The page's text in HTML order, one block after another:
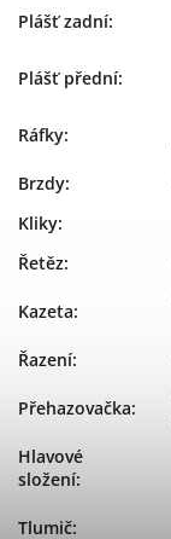
Plášť zadní:
Plášť přední:
Ráfky:
Brzdy:
Kliky:
Řetěz:
Kazeta:
Řazení:
Přehazovačka:
Hlavové
složení:
Tlumič: